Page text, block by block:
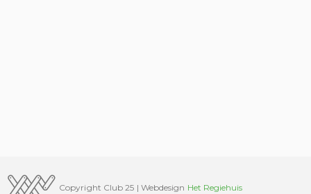
Copyright Club 25 | Webdesign Het Regiehuis